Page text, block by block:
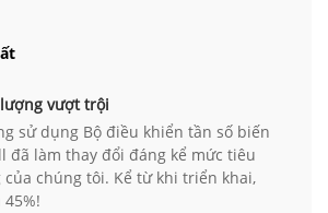
vượt trội
sử dụng Bộ điều khiển tần số biến
đã làm thay đổi đáng kể mức tiêu
chúng tôi. Kể từ khi triển khai,